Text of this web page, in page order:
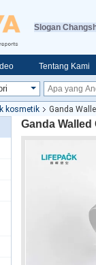
Slogan
Tentang Kami
kosmetik
Ganda
Ganda